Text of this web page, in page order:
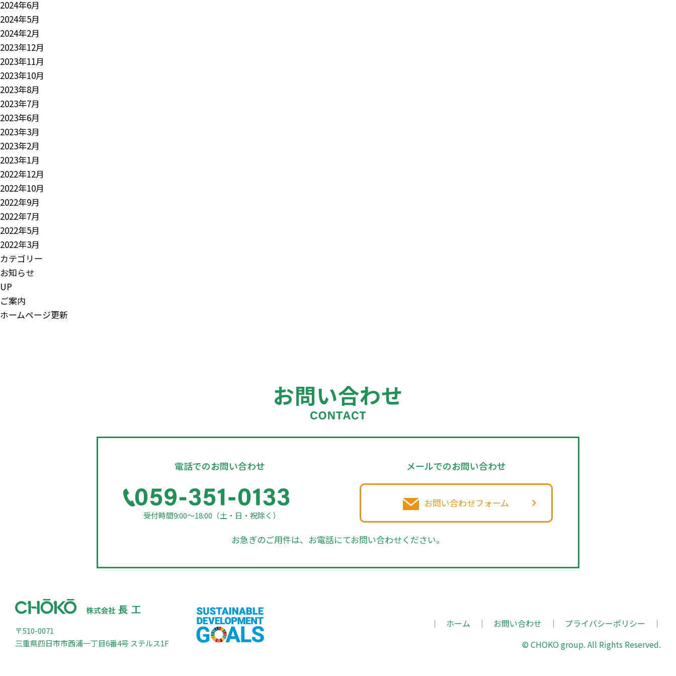
2024年6月
2024年5月
2024年2月
2023年12月
2023年11月
2023年10月
2023年8月
2023年7月
2023年6月
2023年3月
2023年2月
2023年1月
2022年12月
2022年10月
2022年9月
2022年7月
2022年5月
2022年3月
カテゴリー
お知らせ
UP
ご案内
ホームページ更新
お問い合わせ
電話でのお問い合わせ
受付時間9:00～18:00 （土・日・祝除く）
メールでのお問い合わせ
お問い合わせフォーム
お急ぎのご用件は、お電話にてお問い合わせください。
〒510-0071
三重県四日市市西浦一丁目6番4号 ステルス1F
ホーム お問い合わせ
プライバシーポリシー
© CHOKO group. All Rights Reserved.